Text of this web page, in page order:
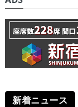
新着ニュース